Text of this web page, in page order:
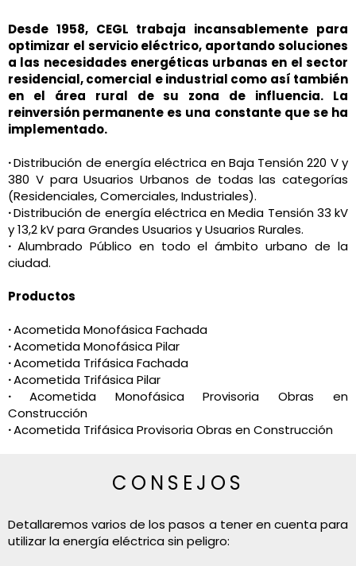
Desde 1958, CEGL trabaja incansablemente para
optimizar el servicio eléctrico, aportando soluciones
a las necesidades energéticas urbanas en el sector
residencial, comercial e industrial como así también
en el área rural de su zona de influencia. La
reinversión permanente es una constante que se ha
implementado.
·Distribución de energía eléctrica en Baja Tensión 220 V y
380 V para Usuarios Urbanos de todas las categorías
(Residenciales, Comerciales, Industriales).
·Distribución de energía eléctrica en Media Tensión 33 kV
y 13,2 kV para Grandes Usuarios y Usuarios Rurales.
· Alumbrado Público en todo el ámbito urbano de la
ciudad.
Productos
·Acometida Monofásica Fachada
·Acometida Monofásica Pilar
·Acometida Trifásica Fachada
·Acometida Trifásica Pilar
· Acometida Monofásica Provisoria Obras en
Construcción
·Acometida Trifásica Provisoria Obras en Construcción
CONSEJOS
Detallaremos varios de los pasos a tener en cuenta para
utilizar la energía eléctrica sin peligro: